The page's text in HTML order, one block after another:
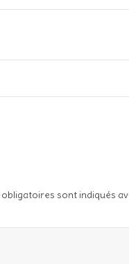
obligatoires sont indiqués